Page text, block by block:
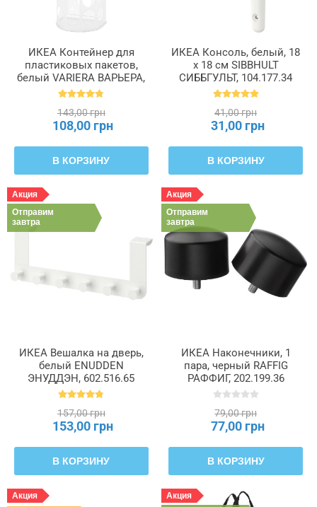
ИКЕА Контейнер для
пластиковых пакетов,
белый VARIERA ВАРЬЕРА,
800.102.22
143,00 грн
108,00 грн
В КОРЗИНУ
ИКЕА Консоль, белый, 18
х 18 см SIBBHULT
СИББГУЛЬТ, 104.177.34
41,00 грн
31,00 грн
В КОРЗИНУ
Акция
Отправим
завтра
ИКЕА Вешалка на дверь,
белый ENUDDEN
ЭНУДДЭН, 602.516.65
157,00 грн
153,00 грн
В КОРЗИНУ
Акция
Отправим
завтра
ИКЕА Наконечники, 1
пара, черный RAFFIG
РАФФИГ, 202.199.36
79,00 грн
77,00 грн
В КОРЗИНУ
Акция
Акция